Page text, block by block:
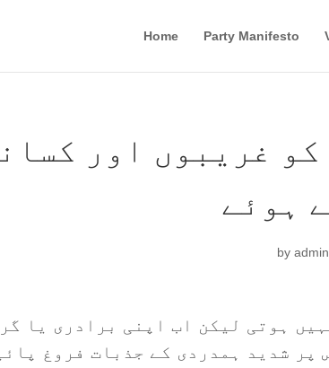
Home Party Manifesto
کو غریبوں اور
ہوئے
by admin
ہوتی لیکن اب اپنی برادری یا
پر شدید ہمدردی کے جذبات فروغ